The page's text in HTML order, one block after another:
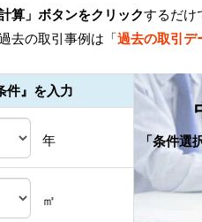
算」ボタンをクリックするだけ
去の取引事例は「過去の取引デ
件』を入力
年
㎡
「条件